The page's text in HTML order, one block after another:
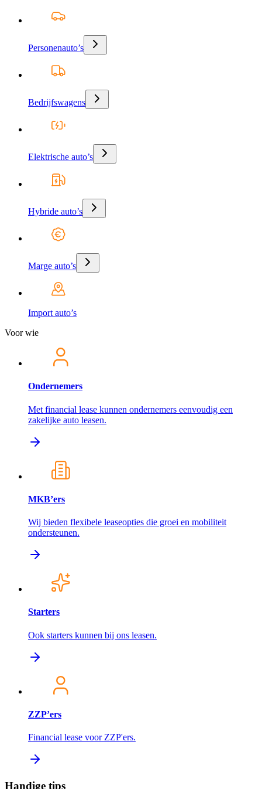
Personenauto’s
Bedrijfswagens
Elektrische auto’s
Hybride auto’s
Marge auto’s
Import auto’s
Voor wie
Ondernemers
Met financial lease kunnen ondernemers eenvoudig een
zakelijke auto leasen.
MKB’ers
Wij bieden flexibele leaseopties die groei en mobiliteit
ondersteunen.
Starters
Ook starters kunnen bij ons leasen.
ZZP’ers
Financial lease voor ZZP'ers.
Handige tips